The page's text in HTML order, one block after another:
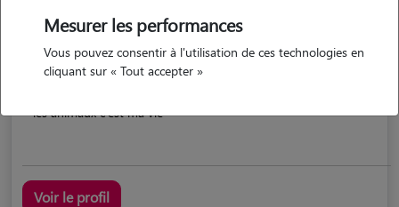
maison possède des animaux
5/5 (2 avis)
les animaux c'est ma vie
Voir le profil
Mesurer les performances
Vous pouvez consentir à l'utilisation de ces technologies en
cliquant sur « Tout accepter »